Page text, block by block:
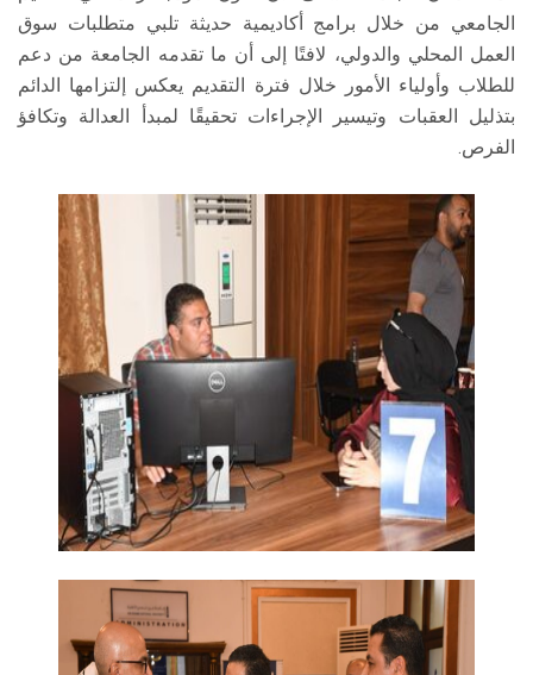
الجامعي من خلال برامج أكاديمية حديثة تلبي متطلبات سوق
العمل المحلي والدولي، لافتًا إلى أن ما تقدمه الجامعة من دعم
للطلاب وأولياء الأمور خلال فترة التقديم يعكس إلتزامها الدائم
بتذليل العقبات وتيسير الإجراءات تحقيقًا لمبدأ العدالة وتكافؤ
الفرص.